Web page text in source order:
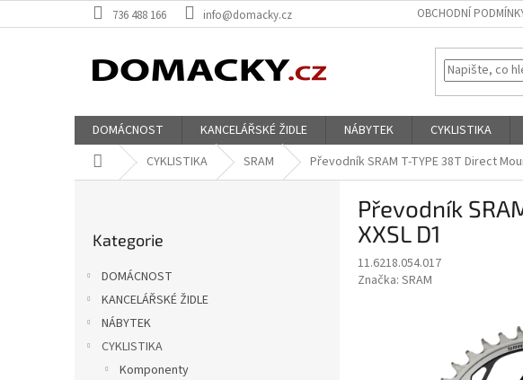
na
736 488 166 info@domacky.cz OBCHODNÍ
DOMÁCNOST KANCELÁŘSKÉ ŽIDLE NÁBYTEK CYKLISTIKA
Domů CYKLISTIKA SRAM Převodník SRAM T-TYPE 38T Direct
kategorie
Kategorie
DOMÁCNOST
KANCELÁŘSKÉ ŽIDLE
NÁBYTEK
CYKLISTIKA
Komponenty
Převodník
XXSL D1
11.6218.054.017
Značka: SRAM